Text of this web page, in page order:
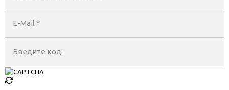
E-Mail*
Введите код: